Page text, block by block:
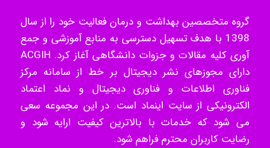
Hossein Znd
k.aryan
ilhan200
گروه متخصصین بهداشت و درمان فعالیت خود را از سال
1398 با هدف تسهیل دسترسی به منابع آموزشی و جمع
آوری کلیه مقالات و جزوات دانشگاهی آغاز کرد. ACGIH
دارای مجوزهای نشر دیجیتال بر خط از سامانه مرکز
فناوری اطلاعات و فناوری دیجیتال و نماد اعتماد
الکترونیکی از سایت اینماد است. در این مجموعه سعی
می شود که خدمات با بالاترین کیفیت ارایه شود و
رضایت کاربران محترم فراهم شود.